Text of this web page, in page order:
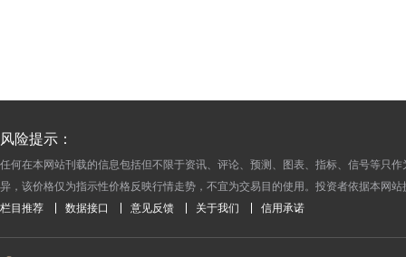
2014-12-26
2014-12-23
2014-12-22
风险提示：
任何在本网站刊载的信息包括但不限于资讯、评论、预测、图表、指标、信号等只
异，该价格仅为指示性价格反映行情走势，不宜为交易目的使用。投资者依据本网
栏目推荐 数据接口 意见反馈 关于我们 信用承诺